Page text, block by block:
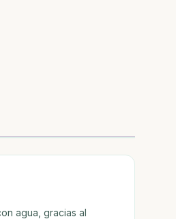
agua, gracias al